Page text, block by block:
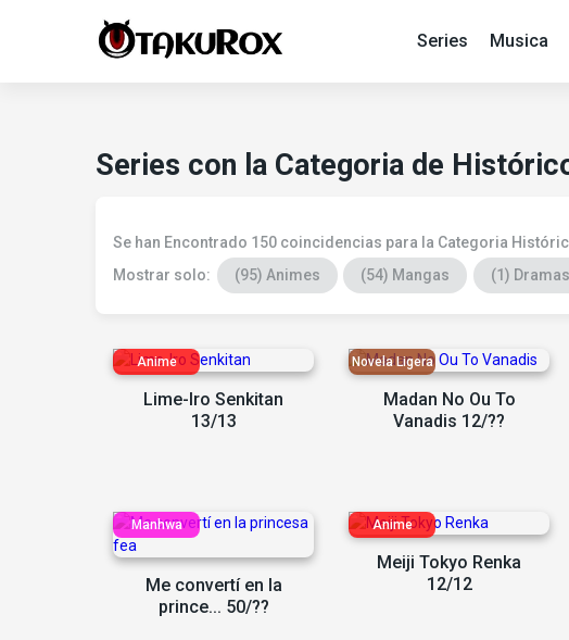
Series Musica
Series con la Categoria de
Se han Encontrado 150 coincidencias para la Categoria
Mostrar solo:
(95) Animes (54) Mangas (1) Dramas
Lime-Iro Senkitan
13/13
Madan No Ou To
Vanadis 12/??
Me convertí en la
prince... 50/??
Meiji Tokyo Renka
12/12